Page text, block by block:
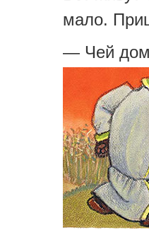
мало.
— Чей